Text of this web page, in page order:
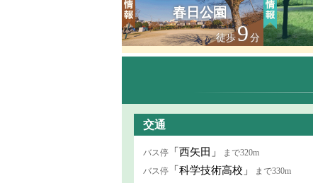
春日公園
徒歩9分
交通
バス停 「西矢田」
まで320m
バス停 「科学技術高校」 まで330m